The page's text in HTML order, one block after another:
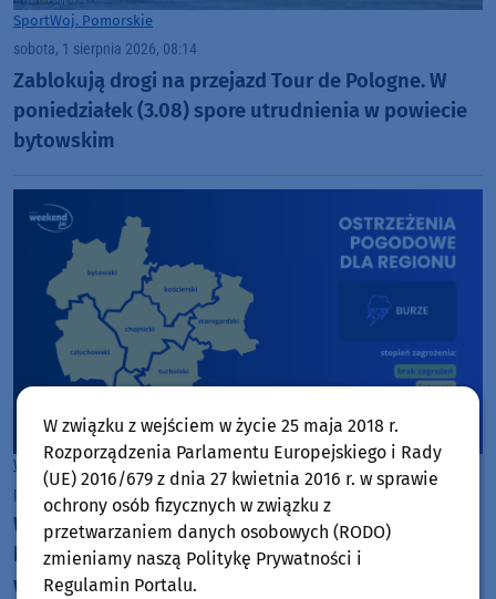
SportWoj. Pomorskie
sobota, 1 sierpnia 2026, 08:14
Zablokują drogi na przejazd Tour de Pologne. W
poniedziałek (3.08) spore utrudnienia w powiecie
bytowskim
Woj. Kujawsko-pomorskie Woj. Pomorskie
piątek, 31 lipca 2026, 12:41
W nocy w całym naszym regionie spodziewane są
burze z silnymi opadami deszczu i porywami
wiatru do 80 km/h. Wydano ostrzeżenia 1. stopnia
W związku z wejściem w życie 25 maja 2018 r.
Rozporządzenia Parlamentu Europejskiego i Rady
(UE) 2016/679 z dnia 27 kwietnia 2016 r. w sprawie
ochrony osób fizycznych w związku z
przetwarzaniem danych osobowych (RODO)
zmieniamy naszą Politykę Prywatności i
Regulamin Portalu.